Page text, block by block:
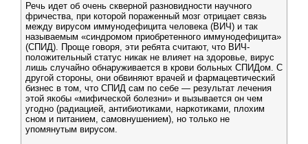
Речь идет об очень скверной разновидности научного
фричества, при которой пораженный мозг отрицает связь
между вирусом иммунодефицита человека (ВИЧ) и так
называемым «синдромом приобретенного иммунодефицита»
(СПИД). Проще говоря, эти ребята считают, что ВИЧ-
положительный статус никак не влияет на здоровье, вирус
лишь случайно обнаруживается в крови больных СПИДом. С
другой стороны, они обвиняют врачей и фармацевтический
бизнес в том, что СПИД сам по себе — результат лечения
этой якобы «мифической болезни» и вызывается он чем
угодно (радиацией, антибиотиками, наркотиками, плохим
сном и питанием, самовнушением), но только не
упомянутым вирусом.